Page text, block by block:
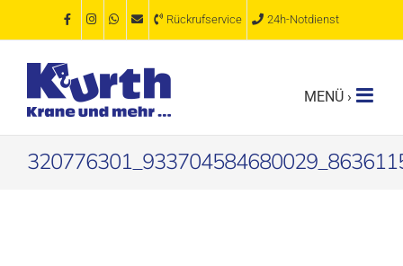
Rückrufservice 24h-Notdienst